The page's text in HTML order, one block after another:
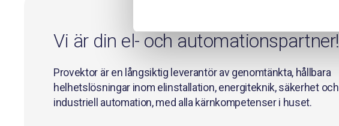
Vi är din el- och automationspartner!
Provektor är en långsiktig leverantör av genomtänkta, hållbara
helhetslösningar inom elinstallation, energiteknik, säkerhet och
industriell automation, med alla kärnkompetenser i huset.